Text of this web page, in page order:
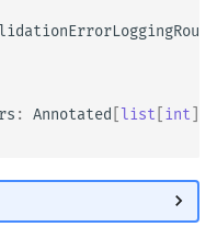
: Annotated list int